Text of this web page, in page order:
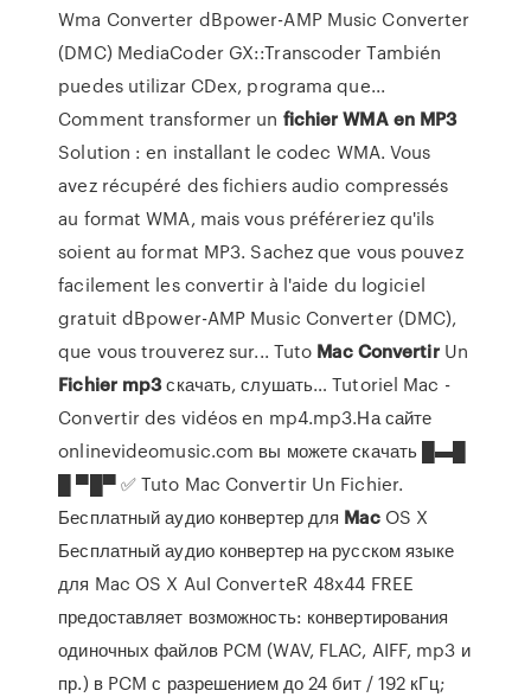
Wma Converter dBpower-AMP Music Converter
(DMC) MediaCoder GX::Transcoder También
puedes utilizar CDex, programa que...
Comment transformer un fichier WMA en MP3
Solution : en installant le codec WMA. Vous
avez récupéré des fichiers audio compressés
au format WMA, mais vous préféreriez qu'ils
soient au format MP3. Sachez que vous pouvez
facilement les convertir à l'aide du logiciel
gratuit dBpower-AMP Music Converter (DMC),
que vous trouverez sur... Tuto Mac ConvertirUn
Fichier mp3скачать, слушать… Tutoriel Mac -
Convertir des vidéos en mp4.mp3.На сайте
onlinevideomusic.com вы можете скачать █▬█
█ ▀█▀ ✅ Tuto Mac Convertir Un Fichier.
Бесплатный аудио конвертер для MacOS X
Бесплатный аудио конвертер на русском языке
для Mac OS X AuI ConverteR 48x44 FREE
предоставляет возможность: конвертирования
одиночных файлов PCM (WAV, FLAC, AIFF, mp3 и
пр.) в PCM с разрешением до 24 бит / 192 кГц;